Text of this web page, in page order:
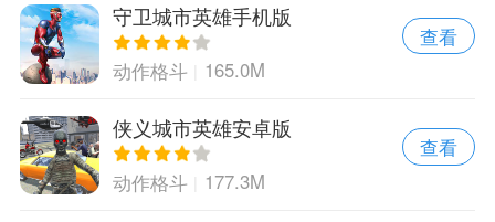
守卫城市英雄手机版
动作格斗 165.0M
查看
侠义城市英雄安卓版
动作格斗 177.3M
查看